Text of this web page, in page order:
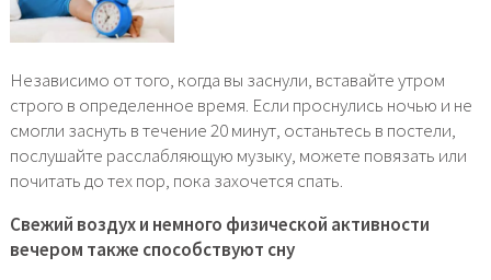
Независимо от того, когда вы заснули, вставайте утром
строго в определенное время. Если проснулись ночью и не
смогли заснуть в течение 20 минут, останьтесь в постели,
послушайте расслабляющую музыку, можете повязать или
почитать до тех пор, пока захочется спать.
Свежий воздух и немного физической активности
вечером также способствуют сну